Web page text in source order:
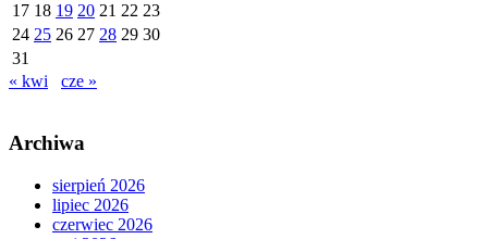
17 18 19 20 21 22 23
24 25 26 27 28 29 30
31
« kwi
cze »
Archiwa
sierpień 2026
lipiec 2026
czerwiec 2026